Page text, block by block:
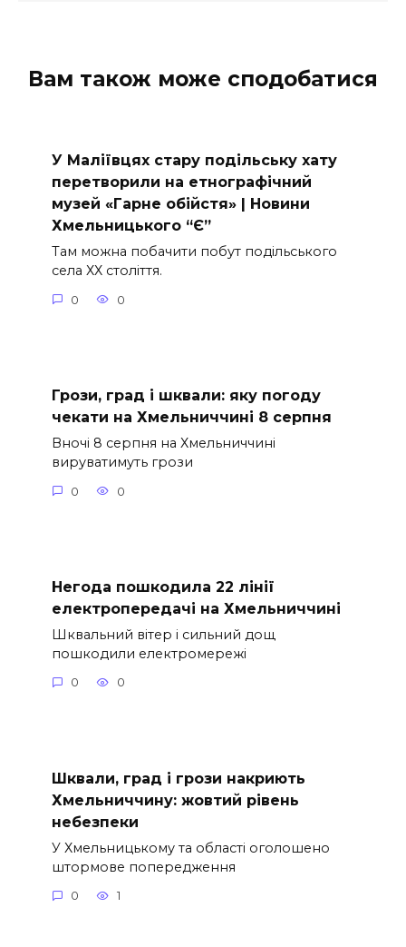
Вам також може сподобатися
У Маліївцях стару подільську хату
перетворили на етнографічний
музей «Гарне обійстя» | Новини
Хмельницького “Є”
Там можна побачити побут подільського
села ХХ століття.
0 0
Грози, град і шквали: яку погоду
чекати на Хмельниччині 8 серпня
Вночі 8 серпня на Хмельниччині
вируватимуть грози
0 0
Негода пошкодила 22 лінії
електропередачі на Хмельниччині
Шквальний вітер і сильний дощ
пошкодили електромережі
0 0
Шквали, град і грози накриють
Хмельниччину: жовтий рівень
небезпеки
У Хмельницькому та області оголошено
штормове попередження
0 1